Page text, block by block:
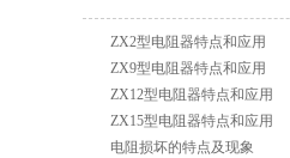
ZX2型电阻器特点和应用
ZX9型电阻器特点和应用
ZX12型电阻器特点和应用
ZX15型电阻器特点和应用
电阻损坏的特点及现象